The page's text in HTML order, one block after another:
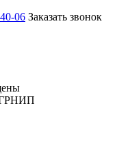
06 Заказать звонок